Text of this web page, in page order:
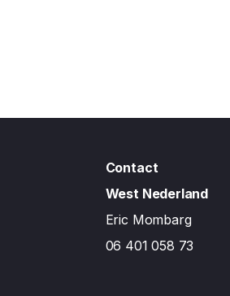
Contact
West Nederland
Eric Mombarg
06 401 058 73